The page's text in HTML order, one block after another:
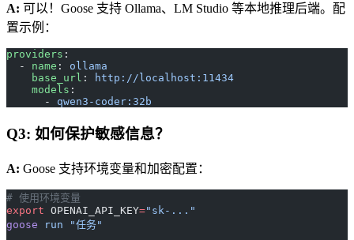
A: 可以！Goose 支持 Ollama、LM Studio 等本地推理后端。配
置示例：
providers :
  -
name : ollama
    base_url
:
http://localhost:11434
    models
:
      -
qwen3-coder:32b
Q3: 如何保护敏感信息？
A: Goose 支持环境变量和加密配置：
# 使用环境变量
export OPENAI_API_KEY="sk-..."
goose run "任务"